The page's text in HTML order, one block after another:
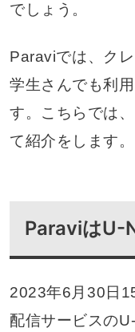
でしょう。
Paraviでは、ク
学生さんでも利
す。こちらでは
て紹介をします。
ParaviはU-
2023年6月30日
配信サービスの